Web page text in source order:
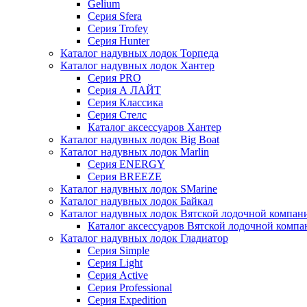
Gelium
Серия Sfera
Серия Trofey
Серия Hunter
Каталог надувных лодок Торпеда
Каталог надувных лодок Хантер
Серия PRO
Серия А ЛАЙТ
Серия Классика
Серия Стелс
Каталог аксессуаров Хантер
Каталог надувных лодок Big Boat
Каталог надувных лодок Marlin
Серия ENERGY
Серия BREEZE
Каталог надувных лодок SMarine
Каталог надувных лодок Байкал
Каталог надувных лодок Вятской лодочной
Каталог аксессуаров Вятской лодочной
Каталог надувных лодок Гладиатор
Серия Simple
Серия Light
Серия Active
Серия Professional
Серия Expedition